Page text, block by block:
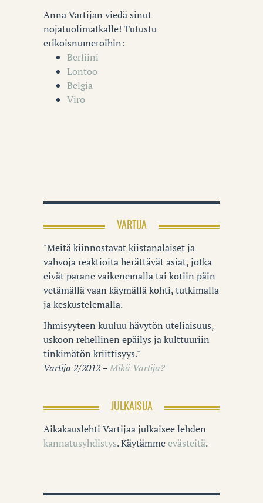
Anna Vartijan viedä sinut
nojatuolimatkalle! Tutustu
erikoisnumeroihin:
Berliini
Lontoo
Belgia
Viro
VARTIJA
"Meitä kiinnostavat kiistanalaiset ja
vahvoja reaktioita herättävät asiat, jotka
eivät parane vaikenemalla tai kotiin päin
vetämällä vaan käymällä kohti, tutkimalla
ja keskustelemalla.
Ihmisyyteen kuuluu hävytön uteliaisuus,
uskoon rehellinen epäilys ja kulttuuriin
tinkimätön kriittisyys."
Vartija 2/2012 –Mikä Vartija?
JULKAISIJA
Aikakauslehti Vartijaa julkaisee lehden
kannatusyhdistys. Käytämmeevästeitä.